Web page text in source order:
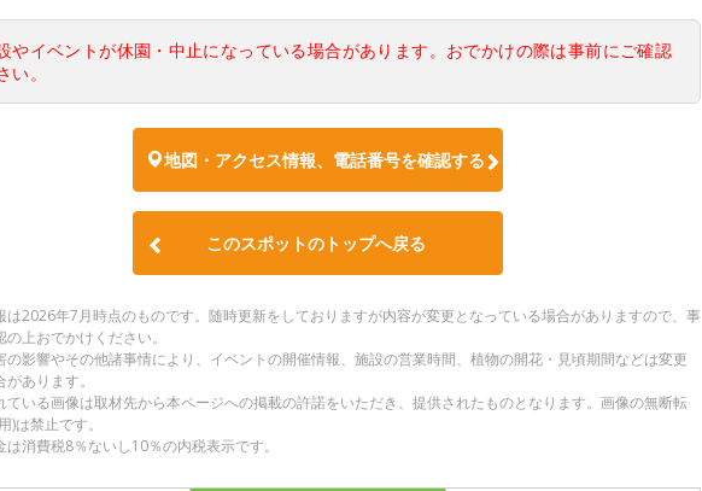
やイベントが休園・中止になっている場合があります。おでかけの際は事前にご確認
い。
地図・アクセス情報、電話番号を確認する
このスポットのトップへ戻る
2026年7月時点のものです。随時更新をしておりますが内容が変更となっている場合がありますので、事
上おでかけください。
影響やその他諸事情により、イベントの開催情報、施設の営業時間、植物の開花・見頃期間などは変更
あります。
いる画像は取材先から本ページへの掲載の許諾をいただき、提供されたものとなります。画像の無断転
)は禁止です。
消費税8％ないし10％の内税表示です。